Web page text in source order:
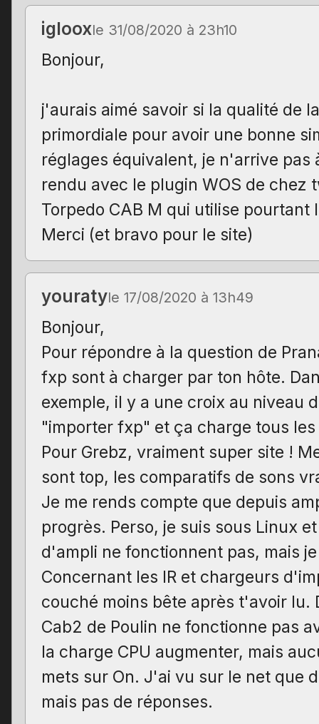
iglooxle 31/08/2020 à 23h10
Bonjour,
j'aurais aimé savoir si la qualité de
primordiale pour avoir une bonne
réglages équivalent, je n'arrive pas
rendu avec le plugin WOS de chez
Torpedo CAB M qui utilise pourtant
Merci (et bravo pour le site)
youratyle 17/08/2020 à 13h49
Bonjour,
Pour répondre à la question de
fxp sont à charger par ton hôte.
exemple, il y a une croix au niveau
"importer fxp" et ça charge tous
Pour Grebz, vraiment super site !
sont top, les comparatifs de sons
Je me rends compte que depuis
progrès. Perso, je suis sous Linux
d'ampli ne fonctionnent pas, mais
Concernant les IR et chargeurs
couché moins bête après t'avoir lu.
Cab2 de Poulin ne fonctionne pas
la charge CPU augmenter, mais
mets sur On. J'ai vu sur le net que
mais pas de réponses.